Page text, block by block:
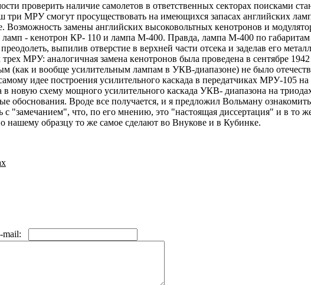
проверить наличие самолетов в ответственных секторах поисками
МРУ смогут просуществовать на имеющихся запасах английских
Возможность замены английских высоковольтных кенотронов и
- кенотрон КР- 110 и лампа М-400. Правда, лампа М-400 по
выпилив отверстие в верхней части отсека и заделав его
МРУ: аналогичная замена кенотронов была проведена в сентябре
(как и вообще усилительным лампам в УКВ-диапазоне) не было
идее построения усилительного каскада в передатчиках МРУ-105
новую схему мощного усилительного каскада УКВ- диапазона на
обоснования. Вроде все получается, и я предложил Вольману
"замечанием", что, по его мнению, это "настоящая диссертация" и в то
нашему образцу то же самое сделают во Внукове и в Кубинке.